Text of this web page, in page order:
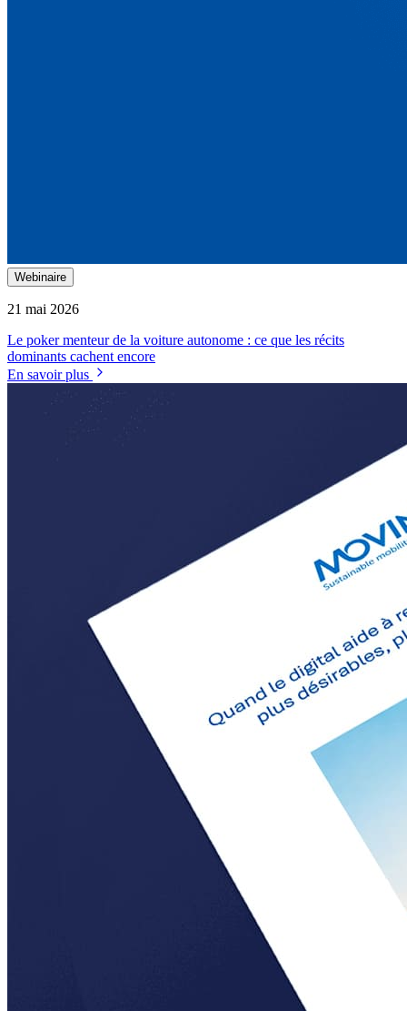
Webinaire
21 mai 2026
Le poker menteur de la voiture autonome : ce que les récits
dominants cachent encore
En savoir plus